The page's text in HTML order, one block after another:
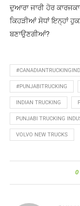
ਦੁਆਰਾ ਜਾਰੀ ਹੋਰ
ਕਿਹੜੀਆਂ ਸੋਧਾਂ ਇਨ੍ਹਾਂ
ਬਣਾਉਣਗੀਆਂ?
#PUNJABITRUCKING
INDIAN TRUCKING
PUNJABI TRUCKING
VOLVO NEW TRUCKS
0